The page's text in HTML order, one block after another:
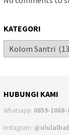
KATEGORI
HUBUNGI KAMI
Whatsapp: 0859-1068-
Instagram: